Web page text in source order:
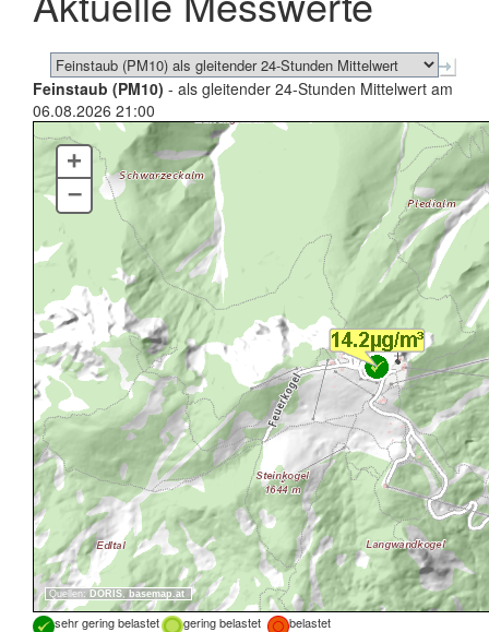
Feinstaub (PM10) - als gleitender 24-Stunden Mittelwert am
06.08.2026 21:00
Quellen: DORIS, basemap.at
+
–
sehr gering belastet gering belastet
belastet